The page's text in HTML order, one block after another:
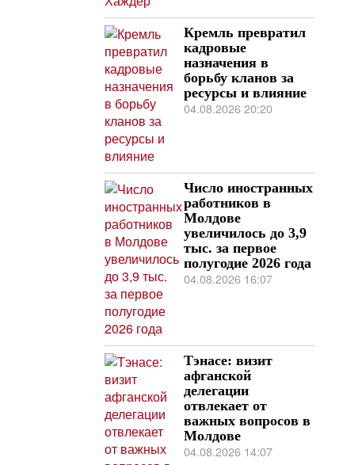
Кремль превратил
кадровые
назначения в
борьбу кланов за
ресурсы и влияние
04.08.2026 20:20
Число иностранных
работников в
Молдове
увеличилось до 3,9
тыс. за первое
полугодие 2026 года
04.08.2026 16:07
Тэнасе: визит
афганской
делегации
отвлекает от
важных вопросов в
Молдове
04.08.2026 14:07